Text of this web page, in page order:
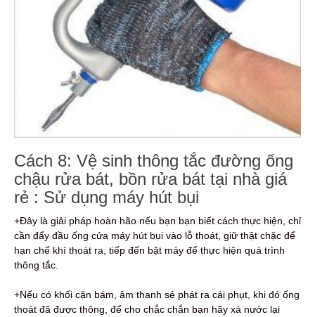
Cách 8: Vệ sinh thông tắc đường ống
chậu rửa bát, bồn rửa bát tại nhà giá
rẻ : Sử dụng máy hút bụi
+Đây là giải pháp hoàn hão nếu bạn bạn biết cách thực hiện, chỉ
cần đẩy đầu ống cửa máy hút bụi vào lỗ thoát, giữ thật chặc để
hạn chế khí thoát ra, tiếp đến bật máy để thực hiện quá trình
thông tắc.
+Nếu có khối cặn bám, âm thanh sẻ phát ra cái phụt, khi đó ống
thoát đã được thông, để cho chắc chắn bạn hãy xả nước lại